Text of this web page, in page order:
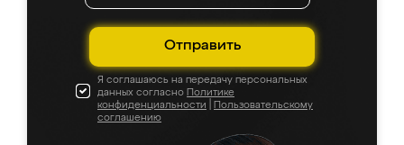
Отправить
Я соглашаюсь на передачу персональных
данных согласно Политике
конфиденциальности
Пользовательскому
соглашению